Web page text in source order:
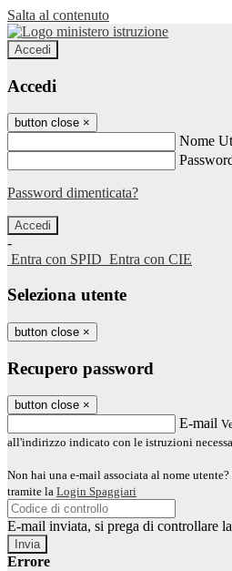
Salta al contenuto
Accedi
Accedi
button close ×
Nome
Password dimenticata?
-
Entra con SPID Entra con CIE
Seleziona utente
button close ×
Recupero password
button close ×
E-mail
all'indirizzo indicato con le istruzioni
Non hai una e-mail associata al nome
tramite la Login Spaggiari
E-mail inviata, si prega di controllare
Errore